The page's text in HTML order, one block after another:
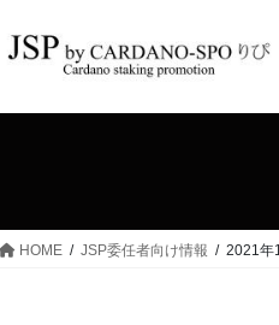
HOME JSP委任者向け情報 2021年